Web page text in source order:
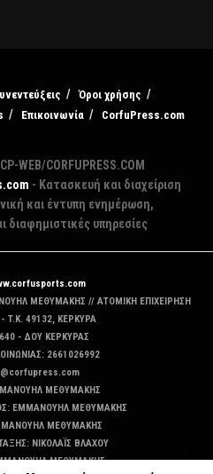
Όροι χρήσης
Επικοινωνία CorfuPress.com
WEB/CORFUPRESS.COM
- Κατασκευή και διαχείριση
και έντυπη ενημέρωση,
διαφημιστικές υπηρεσίες
ΜΕΘΥΜΑΚΗΣ // ΑΤΟΜΙΚΗ ΕΠΙΧΕΙΡΗΣΗ
T.K. 49132, ΚΕΡΚΥΡΑ
- ΔΟΥ ΚΕΡΚΥΡΑΣ
2661026992
ΜΕΘΥΜΑΚΗΣ
EMMANOYΗΛ ΜΕΘΥΜΑΚΗΣ
ΜΕΘΥΜΑΚΗΣ
ΝΙΚΟΛΑΪΣ ΒΛΑΧΟΥ
ΜΕΘΥΜΑΚΗΣ